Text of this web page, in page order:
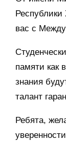
вас с
памяти как
знания
талант
Ребята,